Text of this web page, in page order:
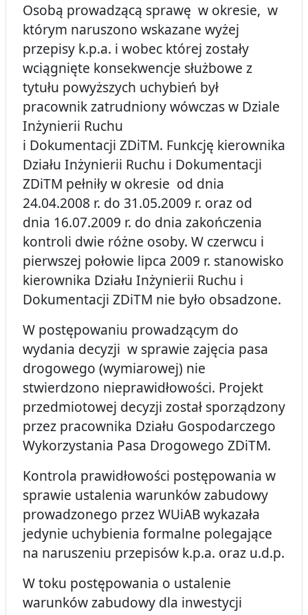
Osobą prowadzącą sprawę w okresie, w
którym naruszono wskazane wyżej
przepisy k.p.a. i wobec której zostały
wciągnięte konsekwencje służbowe z
tytułu powyższych uchybień był
pracownik zatrudniony wówczas w Dziale
Inżynierii Ruchu
i Dokumentacji ZDiTM. Funkcję kierownika
Działu Inżynierii Ruchu i Dokumentacji
ZDiTM pełniły w okresie od dnia
24.04.2008 r. do 31.05.2009 r. oraz od
dnia 16.07.2009 r. do dnia zakończenia
kontroli dwie różne osoby. W czerwcu i
pierwszej połowie lipca 2009 r. stanowisko
kierownika Działu Inżynierii Ruchu i
Dokumentacji ZDiTM nie było obsadzone.
W postępowaniu prowadzącym do
wydania decyzji w sprawie zajęcia pasa
drogowego (wymiarowej) nie
stwierdzono nieprawidłowości. Projekt
przedmiotowej decyzji został sporządzony
przez pracownika Działu Gospodarczego
Wykorzystania Pasa Drogowego ZDiTM.
Kontrola prawidłowości postępowania w
sprawie ustalenia warunków zabudowy
prowadzonego przez WUiAB wykazała
jedynie uchybienia formalne polegające
na naruszeniu przepisów k.p.a. oraz u.d.p.
W toku postępowania o ustalenie
warunków zabudowy dla inwestycji